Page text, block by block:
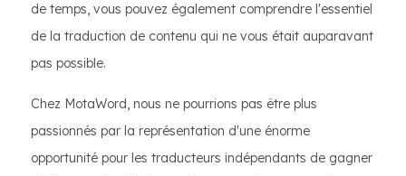
de temps, vous pouvez également comprendre l'essentiel
de la traduction de contenu qui ne vous était auparavant
pas possible.
Chez MotaWord, nous ne pourrions pas être plus
passionnés par la représentation d'une énorme
opportunité pour les traducteurs indépendants de gagner